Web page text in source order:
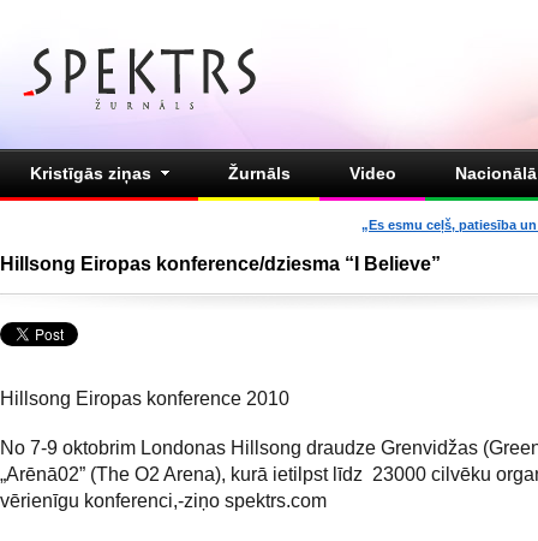
Kristīgās ziņas Žurnāls Video
„Es esmu ceļš, patiesība
Hillsong Eiropas konference/dziesma “I Believe”
Hillsong Eiropas konference 2010
No 7-9 oktobrim Londonas Hillsong draudze Grenvidžas
„Arēnā02” (The O2 Arena), kurā ietilpst līdz 23000 cilvēku
vērienīgu konferenci,-ziņo spektrs.com